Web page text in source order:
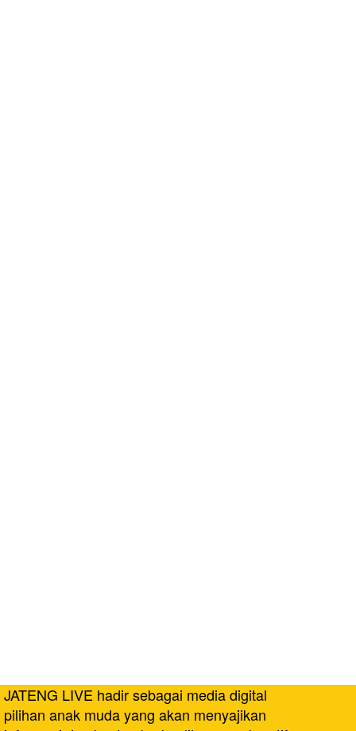
JATENG LIVE hadir sebagai media digital
pilihan anak muda yang akan menyajikan